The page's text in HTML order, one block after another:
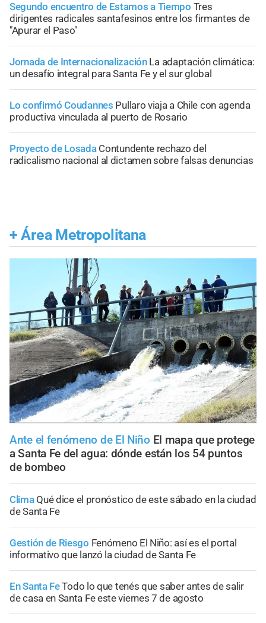
Segundo encuentro de Estamos a Tiempo Tres
dirigentes radicales santafesinos entre los firmantes de
"Apurar el Paso"
Jornada de Internacionalización La adaptación climática:
un desafío integral para Santa Fe y el sur global
Lo confirmó Coudannes Pullaro viaja a Chile con agenda
productiva vinculada al puerto de Rosario
Proyecto de Losada Contundente rechazo del
radicalismo nacional al dictamen sobre falsas denuncias
+ Área Metropolitana
Ante el fenómeno de El Niño El mapa que protege
a Santa Fe del agua: dónde están los 54 puntos
de bombeo
Clima Qué dice el pronóstico de este sábado en la ciudad
de Santa Fe
Gestión de Riesgo Fenómeno El Niño: así es el portal
informativo que lanzó la ciudad de Santa Fe
En Santa FeTodo lo que tenés que saber antes de salir
de casa en Santa Fe este viernes 7 de agosto